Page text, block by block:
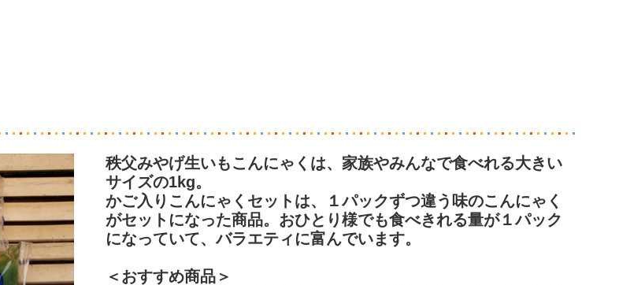
秩父みやげ生いもこんにゃくは、家族やみんなで食べれる大きい
サイズの1kg。
かご入りこんにゃくセットは、１パックずつ違う味のこんにゃく
がセットになった商品。おひとり様でも食べきれる量が１パック
になっていて、バラエティに富んでいます。
＜おすすめ商品＞